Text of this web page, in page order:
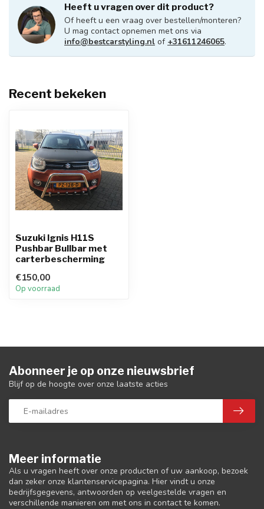
Heeft u vragen over dit product?
Of heeft u een vraag over bestellen/monteren?
U mag contact opnemen met ons via
info@bestcarstyling.nl of +31611246065.
Recent bekeken
Suzuki Ignis H11S
Pushbar Bullbar met
carterbescherming
€150,00
Op voorraad
Meer informatie
Als u vragen heeft over onze producten of uw aankoop, bezoek
dan zeker onze klantenservicepagina. Hier vindt u onze
bedrijfsgegevens, antwoorden op veelgestelde vragen en
verschillende manieren om met ons in contact te komen.
Abonneer je op onze nieuwsbrief
Blijf op de hoogte over onze laatste acties